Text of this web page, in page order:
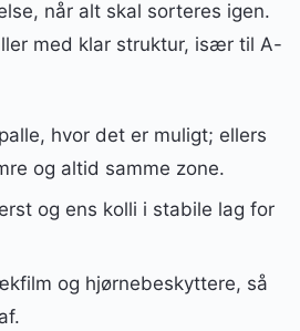
når alt skal sorteres igen.
med klar struktur, især til A-
hvor det er muligt; ellers
og altid samme zone.
og ens kolli i stabile lag for
og hjørnebeskyttere, så